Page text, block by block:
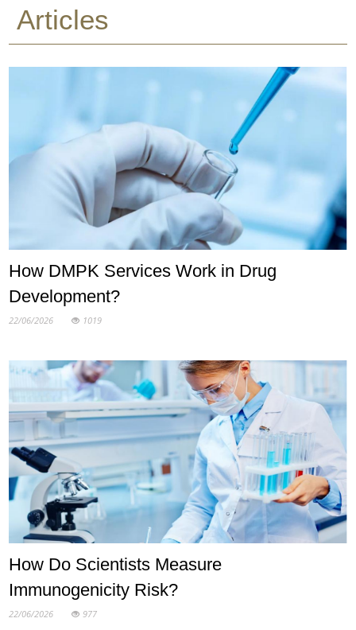
Articles
How DMPK Services Work in Drug
Development?
22/06/2026 1019
How Do Scientists Measure
Immunogenicity Risk?
22/06/2026 977